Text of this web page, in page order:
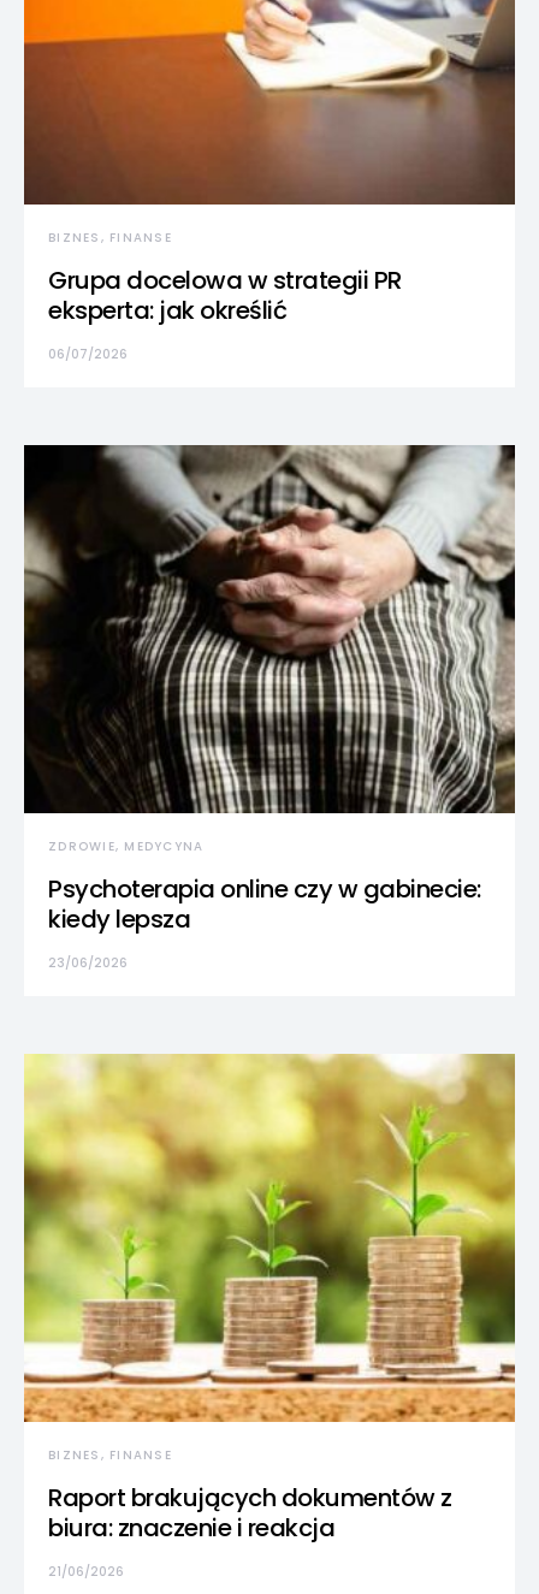
BIZNES, FINANSE
Grupa docelowa w strategii PR
eksperta: jak określić
06/07/2026
ZDROWIE, MEDYCYNA
Psychoterapia online czy w gabinecie:
kiedy lepsza
23/06/2026
BIZNES, FINANSE
Raport brakujących dokumentów z
biura: znaczenie i reakcja
21/06/2026